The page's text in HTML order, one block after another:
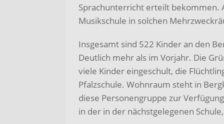
Sprachunterricht erteilt bekommen.
Musikschule in solchen
Insgesamt sind 522 Kinder an den
Deutlich mehr als im Vorjahr. Die
viele Kinder eingeschult, die
Pfalzschule. Wohnraum steht in
diese Personengruppe zur
in der in der nächstgelegenen